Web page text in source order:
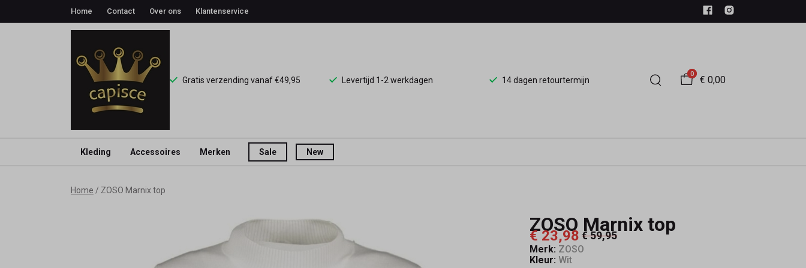
Home Contact Over ons Klantenservice
Gratis verzending vanaf €49,95 Levertijd 1-2 werkdagen 14 dagen retourtermijn
0
€ 0,00
Kleding Accessoires Merken Sale New
ZOSOHome ZOSO Marnix top
ZOSO Marnix top
€ 23,98 € 59,95
Merk: ZOSO
Kleur: Wit